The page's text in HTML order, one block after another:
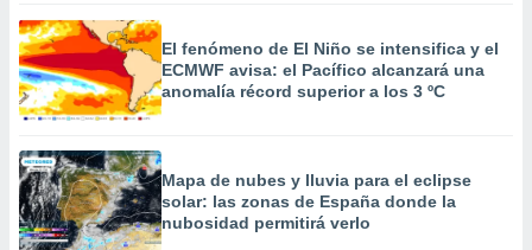
crear un
uso de
contenido
medir el
de la
el
del
El fenómeno de El Niño se intensifica y el
ECMWF avisa: el Pacífico alcanzará una
anomalía récord superior a los 3 ºC
Mapa de nubes y lluvia para el eclipse
solar: las zonas de España donde la
nubosidad permitirá verlo